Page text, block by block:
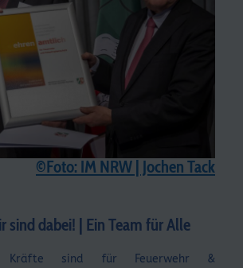
©Foto: IM NRW | Jochen Tack
sind dabei! | Ein Team für Alle
Kräfte sind für Feuerwehr &